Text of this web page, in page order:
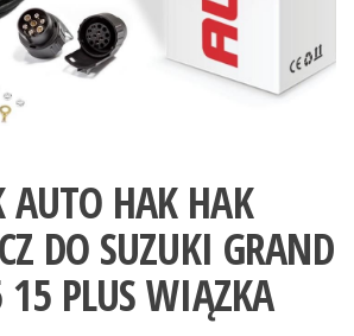
HAK HAK
DO SUZUKI GRAND
PLUS WIĄZKA